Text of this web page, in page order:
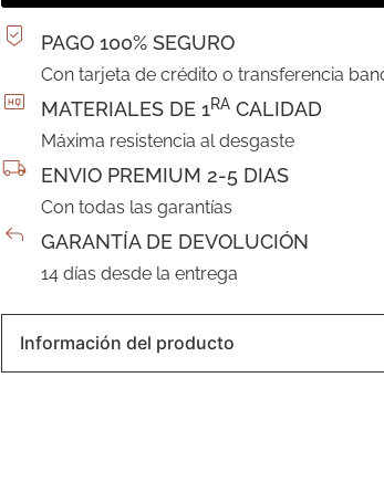
PAGO 100% SEGURO
Con tarjeta de crédito o transferencia
MATERIALES DE 1RA CALIDAD
Máxima resistencia al desgaste
ENVIO PREMIUM 2-5 DIAS
Con todas las garantías
GARANTÍA DE DEVOLUCIÓN
14 días desde la entrega
Información del producto